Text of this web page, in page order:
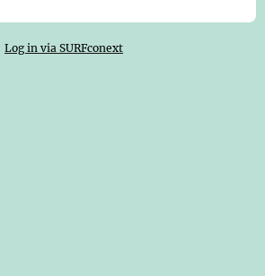
Log in via SURFconext